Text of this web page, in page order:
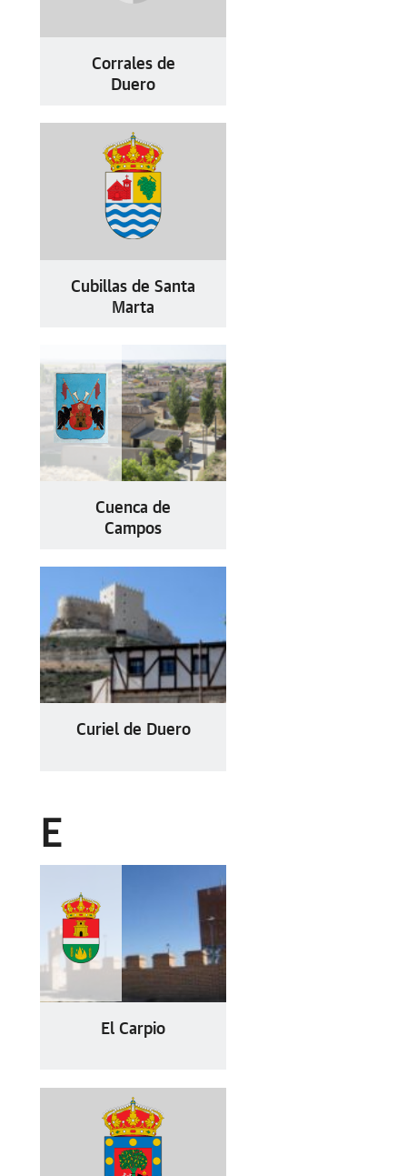
Corrales de
Duero
Cubillas de Santa
Marta
Cuenca de
Campos
Curiel de Duero
E
El Carpio